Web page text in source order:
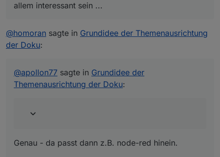
allem interessant sein ...
@homoran sagte in Grundidee der Themenausrichtung
der Doku:
@apollon77 sagte in Grundidee der
Themenausrichtung der Doku:
Genau - da passt dann z.B. node-red hinein.